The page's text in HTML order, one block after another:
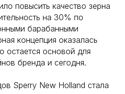
повысить качество зерна
на 30% по
барабанными
концепция оказалась
остается основой для
бренда и сегодня.
Sperry New Holland стала